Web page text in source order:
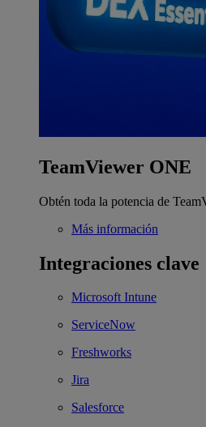
TeamViewer ONE
Obtén toda la potencia de
Más información
Integraciones clave
Microsoft Intune
ServiceNow
Freshworks
Jira
Salesforce